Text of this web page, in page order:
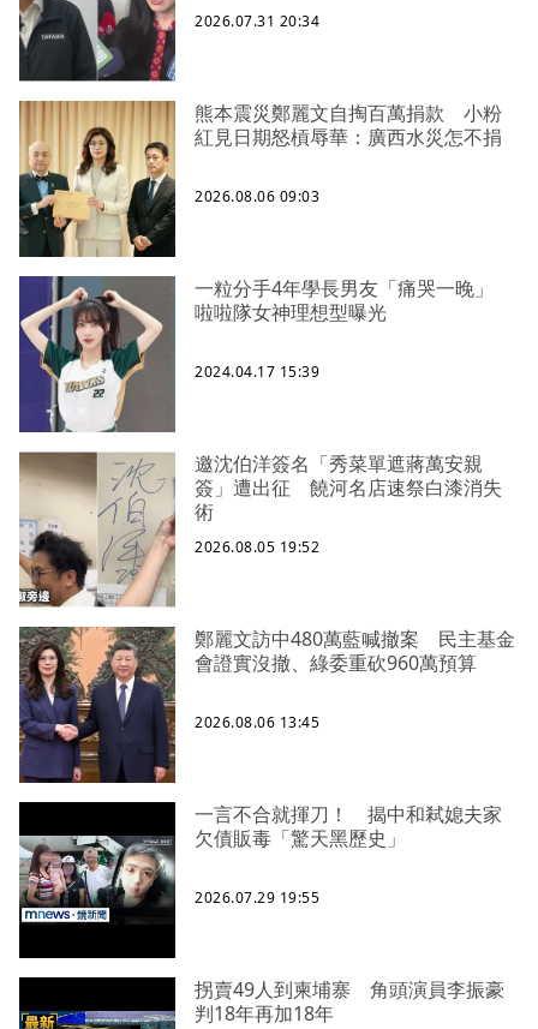
2026.07.31 20:34
熊本震災鄭麗文自掏百萬捐款 小粉
紅見日期怒槓辱華：廣西水災怎不捐
2026.08.06 09:03
一粒分手4年學長男友「痛哭一晚」
啦啦隊女神理想型曝光
2024.04.17 15:39
邀沈伯洋簽名「秀菜單遮蔣萬安親
簽」遭出征 饒河名店速祭白漆消失
術
2026.08.05 19:52
鄭麗文訪中480萬藍喊撤案 民主基金
會證實沒撤、綠委重砍960萬預算
2026.08.06 13:45
一言不合就揮刀！ 揭中和弒媳夫家
欠債販毒「驚天黑歷史」
2026.07.29 19:55
拐賣49人到柬埔寨 角頭演員李振豪
判18年再加18年